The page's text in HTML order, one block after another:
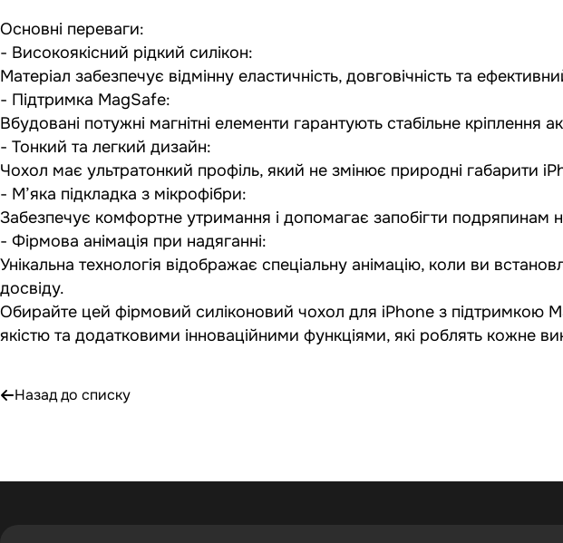
Основні переваги:
- Високоякісний рідкий силікон:
Матеріал забезпечує відмінну еластичність, довговічність та
- Підтримка MagSafe:
Вбудовані потужні магнітні елементи гарантують стабільне
- Тонкий та легкий дизайн:
Чохол має ультратонкий профіль, який не змінює природні габарити
- М’яка підкладка з мікрофібри:
Забезпечує комфортне утримання і допомагає запобігти подряпинам
- Фірмова анімація при надяганні:
Унікальна технологія відображає спеціальну анімацію, коли ви
досвіду.
Обирайте цей фірмовий силіконовий чохол для iPhone з
якістю та додатковими інноваційними функціями, які роблять кожне
Назад до списку